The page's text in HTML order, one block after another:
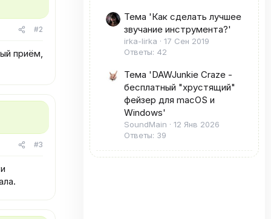
#2
приём,
#3
Тема 'Как сделать лучшее
звучание инструмента?'
irka-lirka
17 Сен 2019
Ответы: 42
Тема 'DAWJunkie Craze -
бесплатный "хрустящий"
фейзер для macOS и
Windows'
SoundMain
12 Янв 2026
Ответы: 39